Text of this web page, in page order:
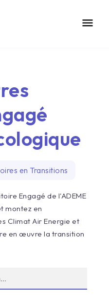
menu
en Transitions
Engagé de l'ADEME
montez en
Climat Air Energie et
en œuvre la transition